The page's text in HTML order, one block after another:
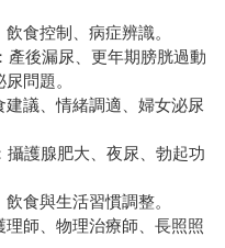
食控制、病症辨識。
後漏尿、更年期膀胱過動
問題。
議、情緒調適、婦女泌尿
護腺肥大、夜尿、勃起功
食與生活習慣調整。
師、物理治療師、長照照